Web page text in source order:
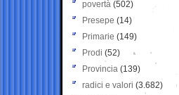
povertà (502)
Presepe (14)
Primarie (149)
Prodi (52)
Provincia (139)
radici e valori (3.682)